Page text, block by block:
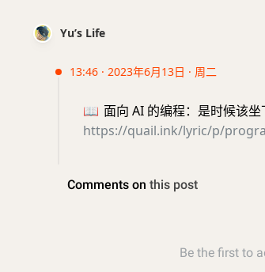
Yu’s Life
13:46 · 2023年6月13日 · 周二
📖 面向 AI 的编程：是时候该
https://quail.ink/lyric/p/